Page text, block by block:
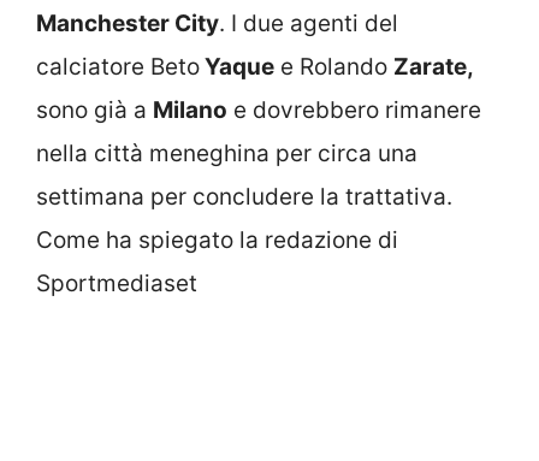
Manchester City. I due agenti del
calciatore BetoYaque e Rolando Zarate,
sono già a Milano e dovrebbero rimanere
nella città meneghina per circa una
settimana per concludere la trattativa.
Come ha spiegato la redazione di
Sportmediaset